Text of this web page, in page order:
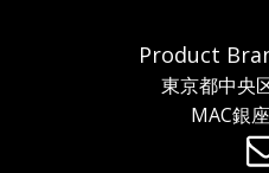
Product
東京都中央
MAC銀